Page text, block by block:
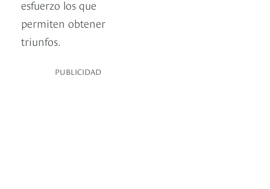
esfuerzo los que
permiten obtener
triunfos.
PUBLICIDAD